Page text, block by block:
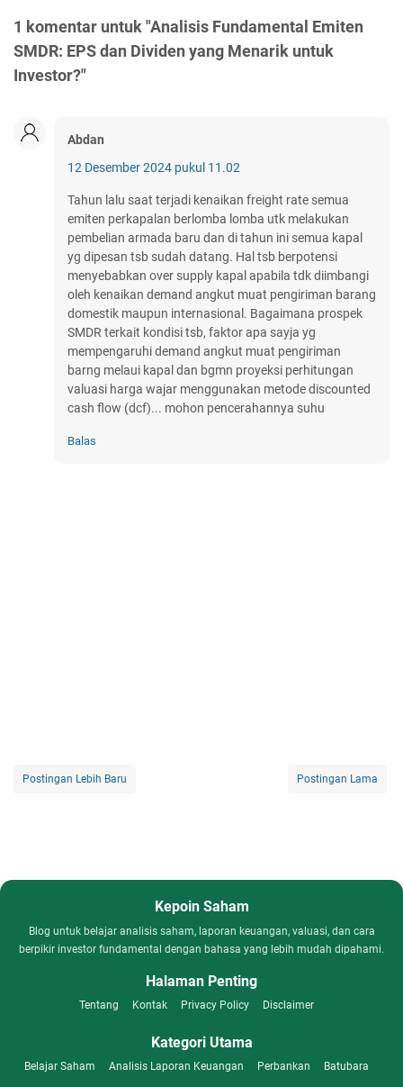
1 komentar untuk "Analisis Fundamental Emiten
SMDR: EPS dan Dividen yang Menarik untuk
Investor?"
Abdan
12 Desember 2024 pukul 11.02
Tahun lalu saat terjadi kenaikan freight rate semua
emiten perkapalan berlomba lomba utk melakukan
pembelian armada baru dan di tahun ini semua kapal
yg dipesan tsb sudah datang. Hal tsb berpotensi
menyebabkan over supply kapal apabila tdk diimbangi
oleh kenaikan demand angkut muat pengiriman barang
domestik maupun internasional. Bagaimana prospek
SMDR terkait kondisi tsb, faktor apa sayja yg
mempengaruhi demand angkut muat pengiriman
barng melaui kapal dan bgmn proyeksi perhitungan
valuasi harga wajar menggunakan metode discounted
cash flow (dcf)... mohon pencerahannya suhu
Balas
Postingan Lebih Baru Postingan Lama
Kepoin Saham
Blog untuk belajar analisis saham, laporan keuangan, valuasi, dan cara
berpikir investor fundamental dengan bahasa yang lebih mudah dipahami.
Halaman Penting
Tentang Kontak Privacy Policy Disclaimer
Kategori Utama
Belajar Saham Analisis Laporan Keuangan Perbankan Batubara